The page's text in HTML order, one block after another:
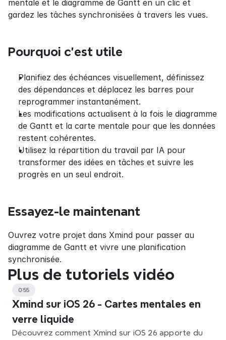
mentale et le diagramme de Gantt en un clic et
gardez les tâches synchronisées à travers les vues.
Pourquoi c’est utile
Planifiez des échéances visuellement, définissez
des dépendances et déplacez les barres pour
reprogrammer instantanément.
Les modifications actualisent à la fois le diagramme
de Gantt et la carte mentale pour que les données
restent cohérentes.
Utilisez la répartition du travail par IA pour
transformer des idées en tâches et suivre les
progrès en un seul endroit.
Essayez-le maintenant
Ouvrez votre projet dans Xmind pour passer au
diagramme de Gantt et vivre une planification
synchronisée.
Plus de tutoriels vidéo
0:55
Xmind sur iOS 26 - Cartes mentales en
verre liquide
Découvrez comment Xmind sur iOS 26 apporte du